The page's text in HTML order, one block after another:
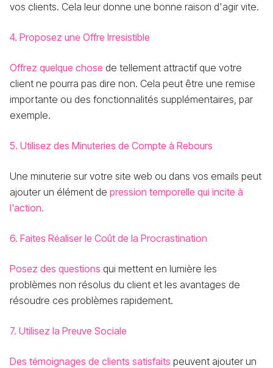
vos clients. Cela leur donne une bonne raison d'agir vite.
4. Proposez une Offre Irresistible
Offrez quelque chose de tellement attractif que votre
client ne pourra pas dire non. Cela peut être une remise
importante ou des fonctionnalités supplémentaires, par
exemple.
5. Utilisez des Minuteries de Compte à Rebours
Une minuterie sur votre site web ou dans vos emails peut
ajouter un élément de pression temporelle qui incite à
l'action.
6. Faites Réaliser le Coût de la Procrastination
Posez des questions qui mettent en lumière les
problèmes non résolus du client et les avantages de
résoudre ces problèmes rapidement.
7. Utilisez la Preuve Sociale
Des témoignages de clients satisfaits peuvent ajouter un